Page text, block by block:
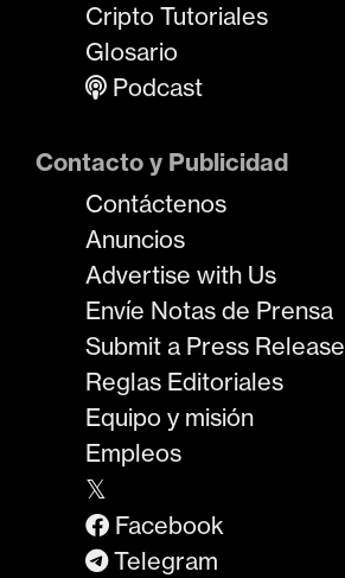
Cripto Tutoriales
Glosario
Podcast
Contacto y Publicidad
Contáctenos
Anuncios
Advertise with Us
Envíe Notas de Prensa
Submit a Press Release
Reglas Editoriales
Equipo y misión
Empleos
𝕏
Facebook
Telegram